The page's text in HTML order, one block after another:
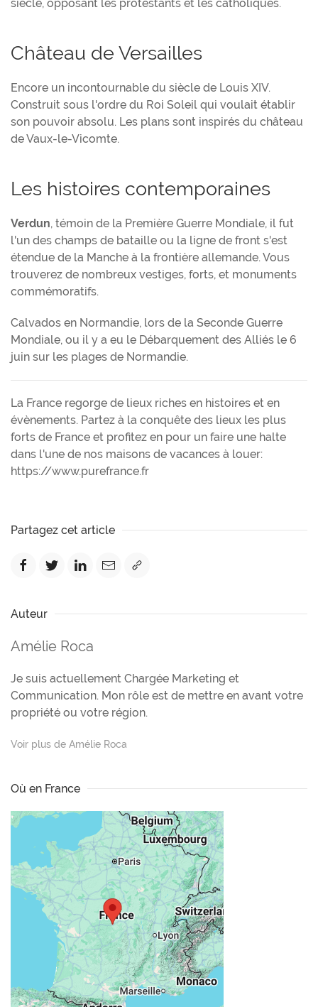
siècle, opposant les protestants et les catholiques.
Château de Versailles
Encore un incontournable du siècle de Louis XIV.
Construit sous l'ordre du Roi Soleil qui voulait établir
son pouvoir absolu. Les plans sont inspirés du château
de Vaux-le-Vicomte.
Les histoires contemporaines
Verdun, témoin de la Première Guerre Mondiale, il fut
l'un des champs de bataille ou la ligne de front s'est
étendue de la Manche à la frontière allemande. Vous
trouverez de nombreux vestiges, forts, et monuments
commémoratifs.
Calvados en Normandie, lors de la Seconde Guerre
Mondiale, ou il y a eu le Débarquement des Alliés le 6
juin sur les plages de Normandie.
La France regorge de lieux riches en histoires et en
évènements. Partez à la conquête des lieux les plus
forts de France et profitez en pour un faire une halte
dans l'une de nos maisons de vacances à louer:
https://www.purefrance.fr
Partagez cet article
Auteur
Amélie Roca
Je suis actuellement Chargée Marketing et
Communication. Mon rôle est de mettre en avant votre
propriété ou votre région.
Voir plus de Amélie Roca
Où en France